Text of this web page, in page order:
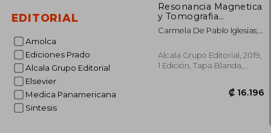
EDITORIAL
Amolca
Ediciones Prado
Alcala Grupo Editorial
Elsevier
Medica Panamericana
Sintesis
Resonancia Magnetica
y Tomografia
Computarizada Para
Tecnicos
Carmela De Pablo Iglesias;
Alcala Grupo Editorial, 2019,
1 Edición, Tapa Blanda,